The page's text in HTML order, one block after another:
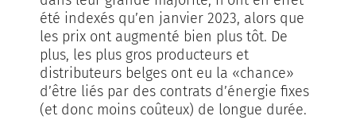
été indexés qu’en janvier 2023, alors que
les prix ont augmenté bien plus tôt. De
plus, les plus gros producteurs et
distributeurs belges ont eu la «chance»
d’être liés par des contrats d’énergie fixes
(et donc moins coûteux) de longue durée.